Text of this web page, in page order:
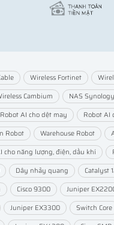
Wireless Fortinet
Cambium NAS Synology
Robot AI cho dệt may Robot AI
Robot Warehouse Robot
cho năng lượng, điện, dầu khí
Dây nhảy quang Catalyst
Cisco 9300 Juniper
Juniper EX3300 Switch Core